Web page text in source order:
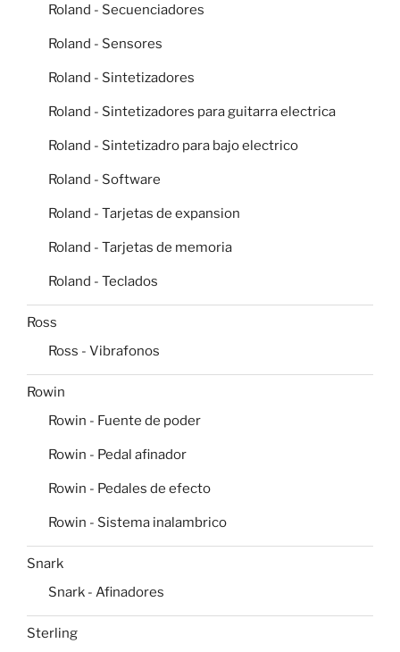
Roland - Secuenciadores
Roland - Sensores
Roland - Sintetizadores
Roland - Sintetizadores para guitarra electrica
Roland - Sintetizadro para bajo electrico
Roland - Software
Roland - Tarjetas de expansion
Roland - Tarjetas de memoria
Roland - Teclados
Ross
Ross - Vibrafonos
Rowin
Rowin - Fuente de poder
Rowin - Pedal afinador
Rowin - Pedales de efecto
Rowin - Sistema inalambrico
Snark
Snark - Afinadores
Sterling